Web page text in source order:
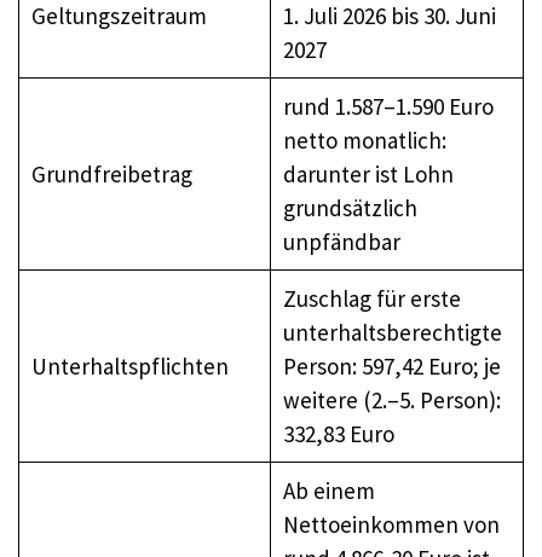
Geltungszeitraum
1. Juli 2026 bis 30. Juni
2027
Grundfreibetrag
rund 1.587–1.590 Euro
netto monatlich:
darunter ist Lohn
grundsätzlich
unpfändbar
Unterhaltspflichten
Zuschlag für erste
unterhaltsberechtigte
Person: 597,42 Euro; je
weitere (2.–5. Person):
332,83 Euro
Ab einem
Nettoeinkommen von